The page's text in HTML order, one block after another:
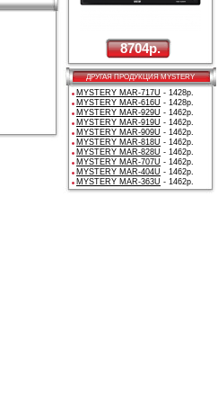
8704р.
ДРУГАЯ ПРОДУКЦИЯ MYSTERY
MYSTERY MAR-717U - 1428р.
MYSTERY MAR-616U - 1428р.
MYSTERY MAR-929U - 1462р.
MYSTERY MAR-919U - 1462р.
MYSTERY MAR-909U - 1462р.
MYSTERY MAR-818U - 1462р.
MYSTERY MAR-828U - 1462р.
MYSTERY MAR-707U - 1462р.
MYSTERY MAR-404U - 1462р.
MYSTERY MAR-363U - 1462р.